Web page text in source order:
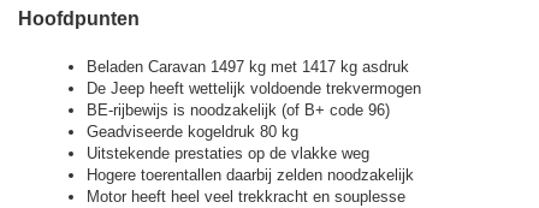
Hoofdpunten
Beladen Caravan 1497 kg met 1417 kg asdruk
De Jeep heeft wettelijk voldoende trekvermogen
BE-rijbewijs is noodzakelijk (of B+ code 96)
Geadviseerde kogeldruk 80 kg
Uitstekende prestaties op de vlakke weg
Hogere toerentallen daarbij zelden noodzakelijk
Motor heeft heel veel trekkracht en souplesse